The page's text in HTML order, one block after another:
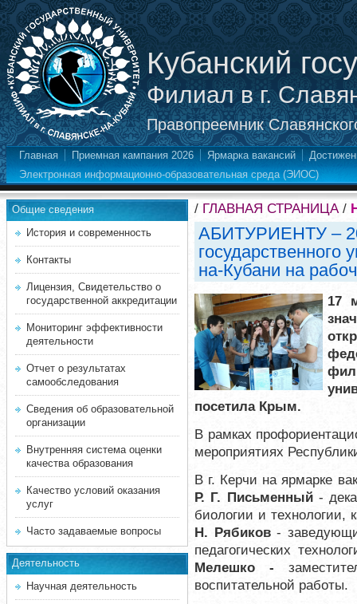
Кубанский
Филиал в г.
Правопреемник
Главная Приемная кампания 2026 Ярмарка вакансий
Электронная информационно-образовательная среда (ЭИОС)
Общие сведения
История и современность
Контакты
Лицензия, Свидетельство о
государственной аккредитации
Мониторинг эффективности
деятельности
Отчет о результатах
самообследования
Сведения об образовательной
организации
Внутренняя система оценки
качества образования
Качество условий оказания
услуг
Часто задаваемые вопросы
Деятельность
Научная деятельность
/ ГЛАВНАЯ СТРАНИЦА/
АБИТУРИЕНТУ –
государственного
на-Кубани на
17
посетила Крым.
В рамках
мероприятиях
В г. Керчи на ярмарке
Р. Г. Письменный-
биологии и технологии,
Н. Рябиков-
педагогических
Мелешко -
воспитательной работы.